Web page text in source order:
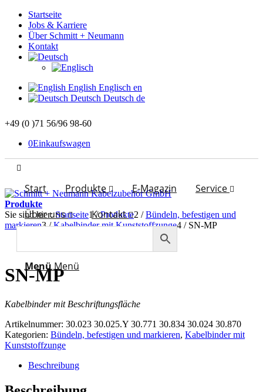
Startseite
Jobs & Karriere
Über Schmitt + Neumann
Kontakt
English Englisch en
Deutsch Deutsch de
+49 (0 )71 56/96 98-60
0Einkaufswagen
Start Produkte E-Magazin
Service
Über uns
Kontakt
MenüMenü
Produkte
Sie sind hier: Startseite1 / Produkte2 / Bündeln, befestigen und
markieren3 / Kabelbinder mit Kunststoffzunge4 / SN-MP
SN-MP
Kabelbinder mit Beschriftungsfläche
Artikelnummer: 30.023 30.025.Y 30.771 30.834 30.024 30.870
Kategorien: Bündeln, befestigen und markieren, Kabelbinder mit
Kunststoffzunge
Beschreibung